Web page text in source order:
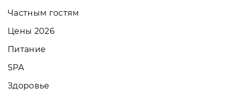
Частным гостям
Цены 2026
Питание
SPA
Здоровье